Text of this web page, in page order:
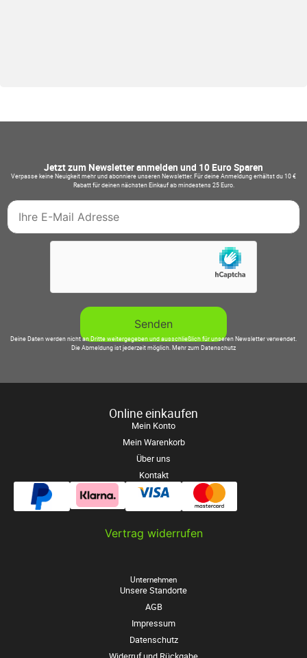
Jetzt zum Newsletter anmelden und 10 Euro Sparen
Verpasse keine Neuigkeit mehr und abonniere unseren Newsletter. Für deine Anmeldung erhältst du 10 €
Rabatt für deinen nächsten Einkauf ab mindestens 25 Euro.
Deine Daten werden nicht an Dritte weitergegeben und ausschließlich für unseren Newsletter verwendet.
Die Abmeldung ist jederzeit möglich.Mehr zum Datenschutz
Online einkaufen
Mein Konto
Mein Warenkorb
Über uns
Kontakt
Vertrag widerrufen
Unternehmen
Unsere Standorte
AGB
Impressum
Datenschutz